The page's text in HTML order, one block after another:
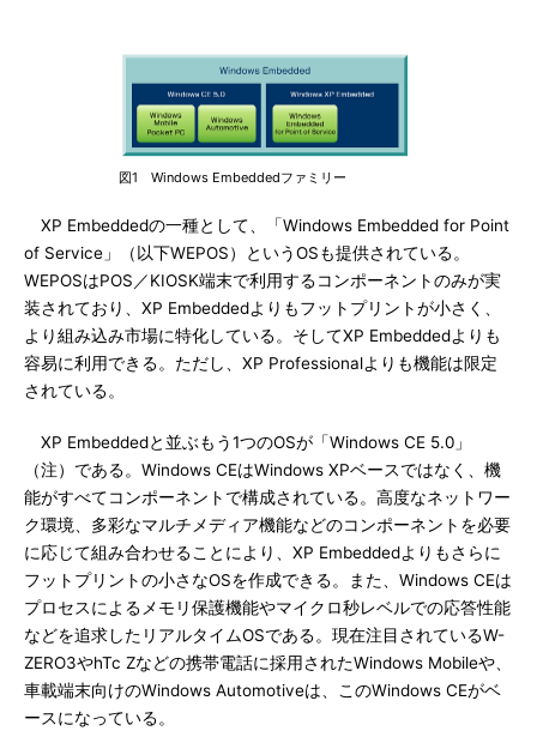
図1 Windows Embeddedファミリー
XP Embeddedの一種として、「Windows Embedded for Point
of Service」（以下WEPOS）というOSも提供されている。
WEPOSはPOS／KIOSK端末で利用するコンポーネントのみが実
装されており、XP Embeddedよりもフットプリントが小さく、
より組み込み市場に特化している。そしてXP Embeddedよりも
容易に利用できる。ただし、XP Professionalよりも機能は限定
されている。
XP Embeddedと並ぶもう1つのOSが「Windows CE 5.0」
（注）である。Windows CEはWindows XPベースではなく、機
能がすべてコンポーネントで構成されている。高度なネットワー
ク環境、多彩なマルチメディア機能などのコンポーネントを必要
に応じて組み合わせることにより、XP Embeddedよりもさらに
フットプリントの小さなOSを作成できる。また、Windows CEは
プロセスによるメモリ保護機能やマイクロ秒レベルでの応答性能
などを追求したリアルタイムOSである。現在注目されているW-
ZERO3やhTc Zなどの携帯電話に採用されたWindows Mobileや、
車載端末向けのWindows Automotiveは、このWindows CEがベ
ースになっている。